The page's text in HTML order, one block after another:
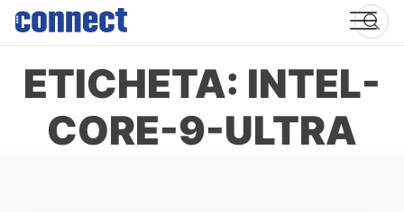
Skip
content
ETICHETA: INTEL-
CORE-9-ULTRA